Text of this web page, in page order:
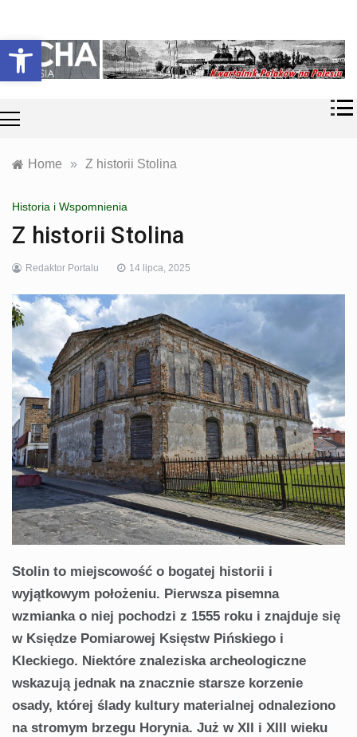
Otwórz pasek narzędzi
content
Echa
Polesia
współczesność
Polaków na
Polesiu.
Home » Z historii Stolina
Historia i Wspomnienia
Z historii Stolina
Redaktor Portalu 14 lipca, 2025
Stolin to miejscowość o bogatej historii i
wyjątkowym położeniu. Pierwsza pisemna
wzmianka o niej pochodzi z 1555 roku i znajduje się
w Księdze Pomiarowej Księstw Pińskiego i
Kleckiego. Niektóre znaleziska archeologiczne
wskazują jednak na znacznie starsze korzenie
osady, której ślady kultury materialnej odnaleziono
na stromym brzegu Horynia. Już w XII i XIII wieku